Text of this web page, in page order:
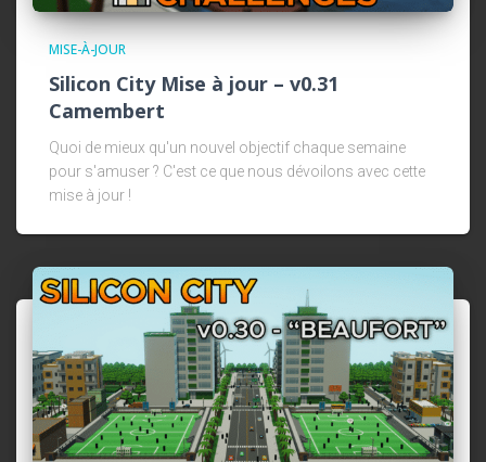
MISE-À-JOUR
Silicon City Mise à jour – v0.31
Camembert
Quoi de mieux qu'un nouvel objectif chaque semaine
pour s'amuser ? C'est ce que nous dévoilons avec cette
mise à jour !